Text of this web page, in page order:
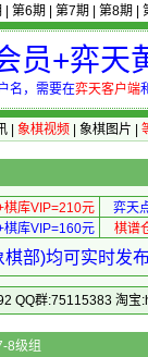
第6期 第7期 第8期
员+弈天
名，需要在弈天客户端
| 象棋视频 象棋图片
棋库VIP=210元 弈天
棋库VIP=160元 棋谱
部)均可实时发
QQ群:75115383 淘宝
类协会围棋级